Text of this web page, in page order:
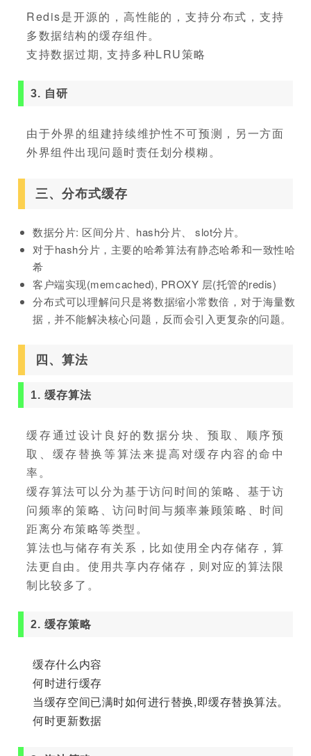
Redis是开源的，高性能的，支持分布式，支持
多数据结构的缓存组件。
支持数据过期, 支持多种LRU策略
3. 自研
由于外界的组建持续维护性不可预测，另一方面
外界组件出现问题时责任划分模糊。
三、分布式缓存
数据分片: 区间分片、hash分片、 slot分片。
对于hash分片，主要的哈希算法有静态哈希和一致性哈
希
客户端实现(memcached), PROXY 层(托管的redis)
分布式可以理解问只是将数据缩小常数倍，对于海量数
据，并不能解决核心问题，反而会引入更复杂的问题。
四、算法
1. 缓存算法
缓存通过设计良好的数据分块、预取、顺序预
取、缓存替换等算法来提高对缓存内容的命中
率。
缓存算法可以分为基于访问时间的策略、基于访
问频率的策略、访问时间与频率兼顾策略、时间
距离分布策略等类型。
算法也与储存有关系，比如使用全内存储存，算
法更自由。使用共享内存储存，则对应的算法限
制比较多了。
2. 缓存策略
缓存什么内容
何时进行缓存
当缓存空间已满时如何进行替换,即缓存替换算法。
何时更新数据